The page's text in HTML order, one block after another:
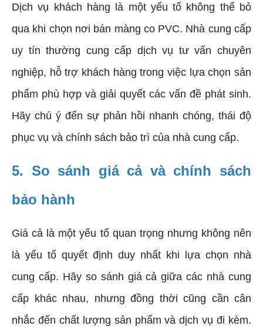
Dịch vụ khách hàng là một yếu tố không thể bỏ
qua khi chọn nơi bán màng co PVC. Nhà cung cấp
uy tín thường cung cấp dịch vụ tư vấn chuyên
nghiệp, hỗ trợ khách hàng trong việc lựa chọn sản
phẩm phù hợp và giải quyết các vấn đề phát sinh.
Hãy chú ý đến sự phản hồi nhanh chóng, thái độ
phục vụ và chính sách bảo trì của nhà cung cấp.
5. So sánh giá cả và chính sách
bảo hành
Giá cả là một yếu tố quan trọng nhưng không nên
là yếu tố quyết định duy nhất khi lựa chọn nhà
cung cấp. Hãy so sánh giá cả giữa các nhà cung
cấp khác nhau, nhưng đồng thời cũng cần cân
nhắc đến chất lượng sản phẩm và dịch vụ đi kèm.